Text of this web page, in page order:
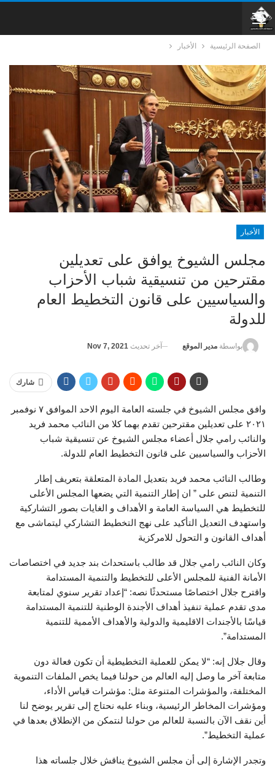
الصفحة الرئيسية الأخبار
الأخبار
مجلس الشيوخ يوافق على تعديلين
مقترحين من تنسيقية شباب الأحزاب
والسياسيين على قانون التخطيط العام
للدولة
بواسطة مدير الموقع آخر تحديث Nov 7, 2021
شارك
وافق مجلس الشيوخ في جلسته العامة اليوم الاحد الموافق ٧ نوفمبر
٢٠٢١ على تعديلين مقترحين تقدم بهما كلا من النائب محمد فريد
والنائب رامي جلال أعضاء مجلس الشيوخ عن تنسيقية شباب
الأحزاب والسياسيين على قانون التخطيط العام للدولة.
وطالب النائب محمد فريد بتعديل المادة المتعلقة بتعريف إطار
التنمية لتنص على ” ان إطار التنمية التي يضعها المجلس الأعلى
للتخطيط هي السياسة العامة و الأهداف و الغايات بصور التشاركية
واستهدف التعديل التأكيد على نهج التخطيط التشاركي ليتماشى مع
أهداف القانون و التحول للامركزية
وكان النائب رامي جلال قد طالب باستحداث بند جديد في اختصاصات
الأمانة الفنية للمجلس الأعلى للتخطيط والتنمية المستدامة
واقترح جلال اختصاصًا مستحدثًا نصه: “إعداد تقرير سنوي لمتابعة
مدى تقدم عملية تنفيذ أهداف الأجندة الوطنية للتنمية المستدامة
قياسًا بالأجندات الاقليمية والدولية والأهداف الأممية للتنمية
المستدامة”.
وقال جلال إنه: “لا يمكن للعملية التخطيطية أن تكون فعالة دون
متابعة آخر ما وصل إليه العالم من حولنا فيما يخص الملفات التنموية
المختلفة، والمؤشرات المتنوعة مثل: مؤشرات قياس الأداء،
ومؤشرات المخاطر الرئيسية، وبناء عليه نحتاج إلى تقرير يوضح لنا
أين نقف الآن بالنسبة للعالم من حولنا لنتمكن من الإنطلاق بعدها في
عملية التخطيط”.
وتجدر الإشارة إلى أن مجلس الشيوخ يناقش خلال جلساته هذا